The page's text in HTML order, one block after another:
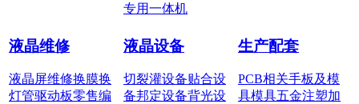
专用一体机
液晶维修
液晶屏维修换膜换
灯管驱动板零售编
液晶设备
切裂灌设备贴合设
备邦定设备背光设
生产配套
PCB相关手板及模
具模具五金注塑加